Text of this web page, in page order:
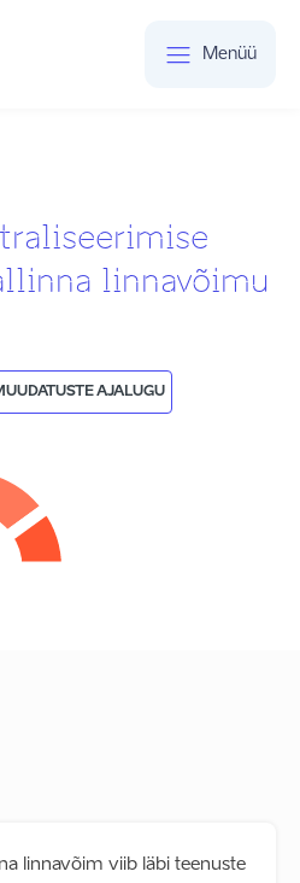
Menüü
linnavõimu
AJALUGU
linnavõim viib läbi teenuste